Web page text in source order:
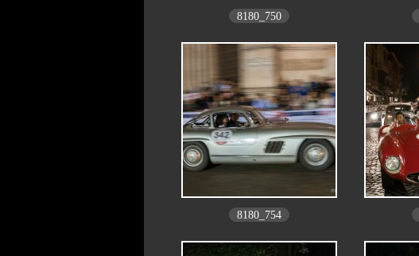
8180_750
8180_754